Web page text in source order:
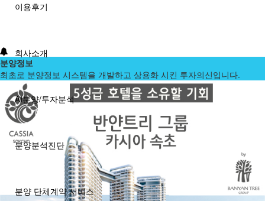
이용후기
회사소개
AI분양/투자분석
분양분석진단
분양 단체계약 서비스
분양정보
최초로 분양정보 시스템을 개발하고 상용화 시킨 투자의신입니다.